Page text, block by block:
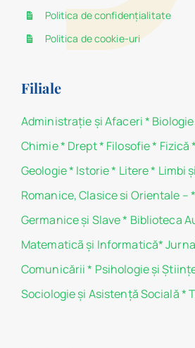
Politica de confidențialitate
Politica de cookie-uri
Filiale
Administraţie şi Afaceri*
Chimie* Drept* Filosofie* Fizică *
Geologie* Istorie* Litere* Limbi
Romanice, Clasice si Orientale –*
Germanice şi Slave* Biblioteca
Matematicã și Informatică*
Comunicării * Psihologie şi
Sociologie şi Asistenţă Socială*